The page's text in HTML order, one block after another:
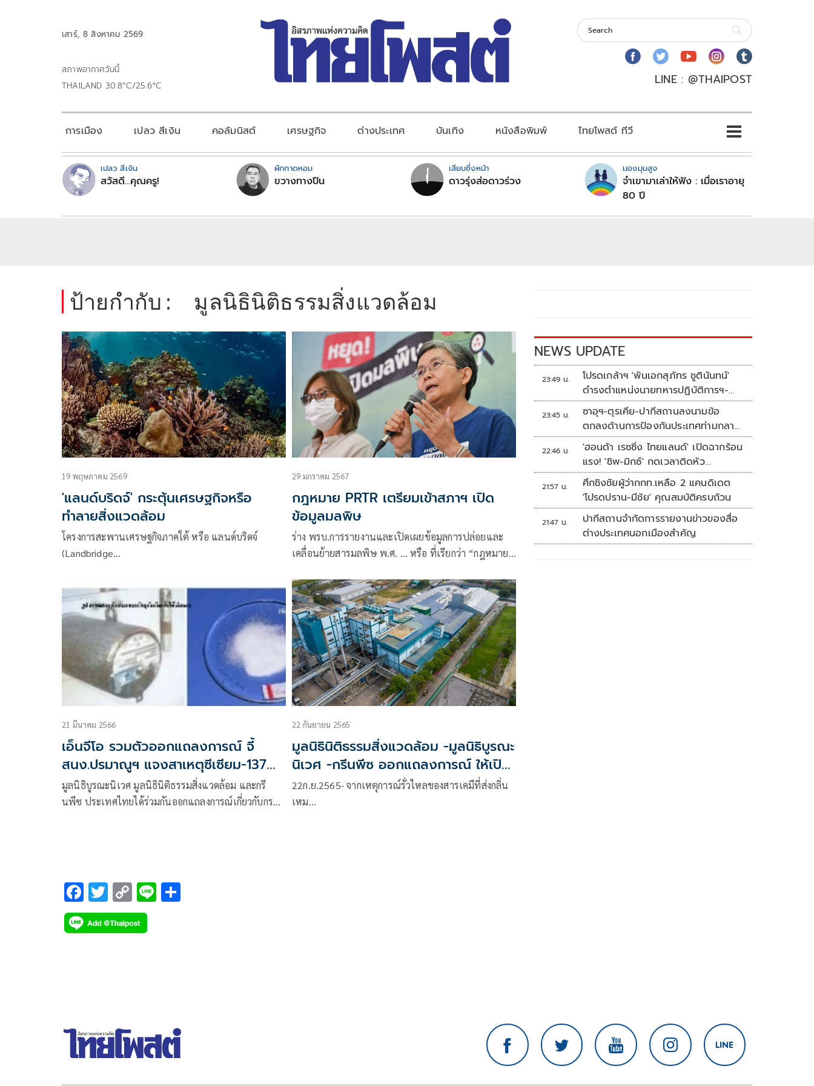
เสาร์, 8 สิงหาคม 2569
สภาพอากาศวันนี้
THAILAND 30.8°C/25.6°C
LINE : @THAIPOST
การเมือง เปลว สีเงิน คอลัมนิสต์ เศรษฐกิจ ต่างประเทศ บันเทิง หนังสือพิมพ์ ไทยโพสต์ ทีวี
เปลว สีเงิน
สวัสดี...คุณครู!
ผักกาดหอม
ขวางทางปืน
เสียบซึ่งหน้า
ดาวรุ่งส่อดาวร่วง
มองมุมสูง
จำเขามาเล่าให้ฟัง : เมื่อเราอายุ
80 ปี
ป้ายกำกับ : มูลนิธินิติธรรมสิ่งแวดล้อม
19 พฤษภาคม 2569
'แลนด์บริดจ์' กระตุ้นเศรษฐกิจหรือ
ทำลายสิ่งแวดล้อม
โครงการสะพานเศรษฐกิจภาคใต้ หรือ แลนด์บริดจ์
(Landbridge…
29 มกราคม 2567
กฎหมาย PRTR เตรียมเข้าสภาฯ เปิด
ข้อมูลมลพิษ
ร่าง พรบ.การรายงานและเปิดเผยข้อมูลการปล่อยและ
เคลื่อนย้ายสารมลพิษ พ.ศ. … หรือ ที่เรียกว่า “กฎหมาย
2567 ก่อนหน้านี้ หลากหลายองค์กรทั้งพรรคการเมือง
และภาคประชาชนต่างพยายามขับเคลื่อนกฎหมาย
PRTR ในแบบฉบับของแต่ละส่วนมาอย่างต่อเนื่อง นำมา
สู่การเปิดเวทีเสวนา “สิทธิในการอยู่ในสิ่งแวดล้อมที่ดี
21 มีนาคม 2566
เอ็นจีโอ รวมตัวออกแถลงการณ์ จี้
สนง.ปรมาณูฯ แจงสาเหตุซีเซียม-137
หาย ที่ผ่านมากำกวม ไม่เคลียร์
มูลนิธิบูรณะนิเวศ มูลนิธินิติธรรมสิ่งแวดล้อม และกรี
นพีซ ประเทศไทยได้ร่วมกันออกแถลงการณ์เกี่ยวกับกรณี
22 กันยายน 2565
มูลนิธินิติธรรมสิ่งแวดล้อม -มูลนิธิบูรณะ
นิเวศ -กรีนพีซ ออกแถลงการณ์ ให้เปิด
เผยชนิดสารเคมีที่รั่วไหล
22ก.ย.2565- จากเหตุการณ์รั่วไหลของสารเคมีที่ส่งกลิ่น
เหม…
F
ac
e
T
wi
tt
C
o
p
Li
NEWS UPDATE
23:49 น.
โปรดเกล้าฯ 'พันเอกสุภัทร ชูตินันทน์'
ดำรงตำแหน่งนายทหารปฏิบัติการฯ-
พระราชทานยศ 'พลตรี'
23:45 น.
ซาอุฯ-ตุรเคีย-ปากีสถานลงนามข้อ
ตกลงด้านการป้องกันประเทศท่ามกลาง
สงครามในภูมิภาค
22:46 น.
'ฮอนด้า เรซซิ่ง ไทยแลนด์' เปิดฉากร้อน
แรง! 'ชิพ-มิกซ์' กดเวลาติดหัว
แถว ARRC สนาม 4 ที่มัลดาลิกา
21:57 น.
ศึกชิงชัยผู้ว่ากกท.เหลือ 2 แคนดิเดต
'โปรดปราน-มีชัย' คุณสมบัติครบถ้วน
21:47 น.
ปากีสถานจำกัดการรายงานข่าวของสื่อ
ต่างประเทศนอกเมืองสำคัญ